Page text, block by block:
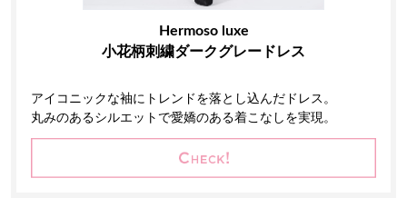
Hermoso luxe
小花柄刺繍ダークグレードレス
アイコニックな袖にトレンドを落とし込んだドレス。
丸みのあるシルエットで愛嬌のある着こなしを実現。